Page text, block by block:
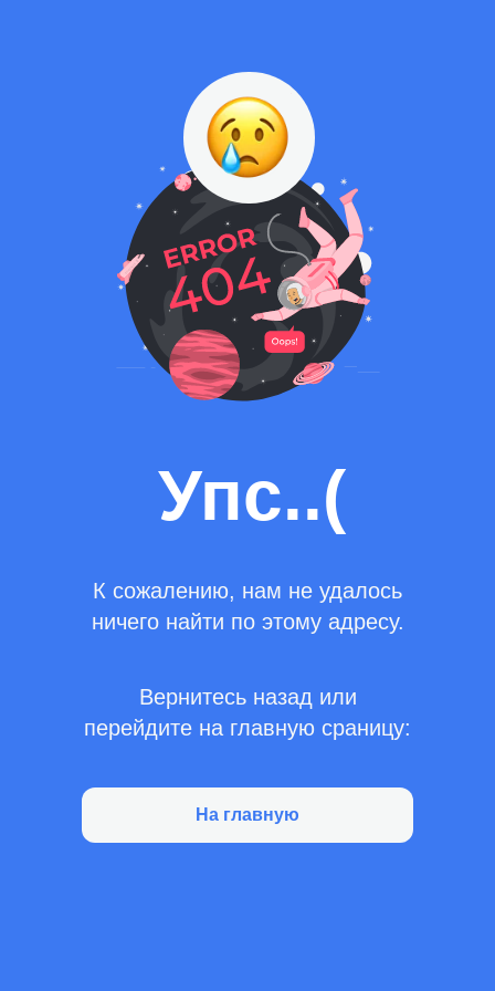
Упс..(
К сожалению, нам не удалось
ничего найти по этому адресу.
Вернитесь назад или
перейдите на главную сраницу:
На главную